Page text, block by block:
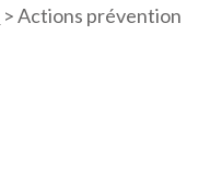
>Actions prévention